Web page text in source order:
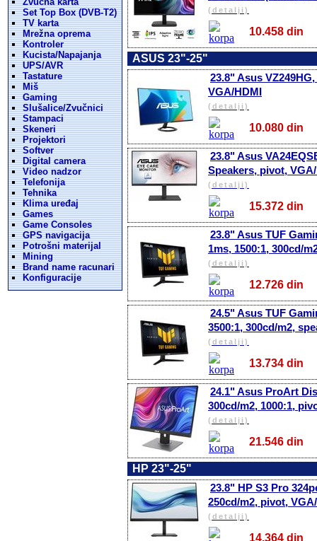
Set Top Box (DVB-T2)
TV karta
Mrežna oprema
Kontroler
Kucista/Napajanja
UPS/AVR
Tastature
Miš
Gaming
Slušalice/Zvučnici
Stampaci
Skeneri
Projektori
Softver
Digital camera
Video nadzor
Telefonija
Tehnika
Klima uređaj
Games
Game Consoles
GPS navigacija
Potrošni materijal
Mining
Brand name racunari
Konfiguracije
(detalji)
10.458
ASUS 23"-25"
23.8" Asus
VGA/HDMI
(detalji)
10.080
23.8" Asus
Speakers, pivot,
(detalji)
15.372
23.8" Asus TUF
1ms, 1500:1, 300cd/
(detalji)
12.726
24.5" Asus TUF
3500:1, 300cd/m2,
(detalji)
13.734
24.1" Asus ProArt
300cd/m2, 1000:1,
(detalji)
21.546
HP 23"-25"
23.8" HP S3 Pro
250cd/m2, pivot,
(detalji)
14.364